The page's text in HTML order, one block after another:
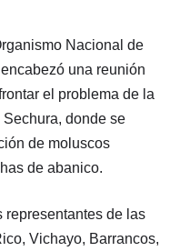
Nacional de
una reunión
el problema de la
donde se
de moluscos
de abanico.
representantes de las
Vichayo, Barrancos,